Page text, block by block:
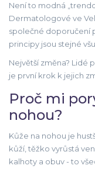
Není to modná
Dermatologové ve
společné doporučení
principy jsou stejné
Největší změna? Lidé
je první krok k jejich
Proč mi
nohou?
Kůže na nohou je
kůží, těžko vyrůstá
kalhoty a obuv - to